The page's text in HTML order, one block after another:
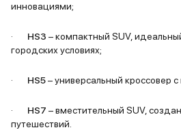
инновациями;
· HS3 – компактный SUV,
городских условиях;
· HS5– универсальный кроссовер
· HS7 – вместительный SUV,
путешествий.